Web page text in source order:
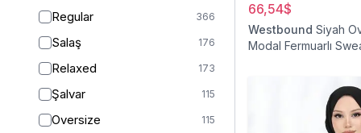
Regular 366
Salaş 176
Relaxed 173
Şalvar 115
Oversize 115
66,54$
Westbound Siyah
Modal Fermuarlı